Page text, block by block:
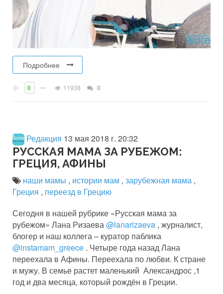
Подробнее
0 11938 0
Редакция 13 мая 2018 г. 20:32
РУССКАЯ МАМА ЗА РУБЕЖОМ:
ГРЕЦИЯ, АФИНЫ
наши мамы , истории мам , зарубежная мама ,
Греция , переезд в Грецию
Сегодня в нашей рубрике «Русская мама за
рубежом» Лана Ризаева@lanarizaeva , журналист,
блогер и наш коллега – куратор паблика
@instamam_greece . Четыре года назад Лана
переехала в Афины. Переехала по любви. К стране
и мужу. В семье растет маленький Александрос ,1
год и два месяца, который рождён в Греции.